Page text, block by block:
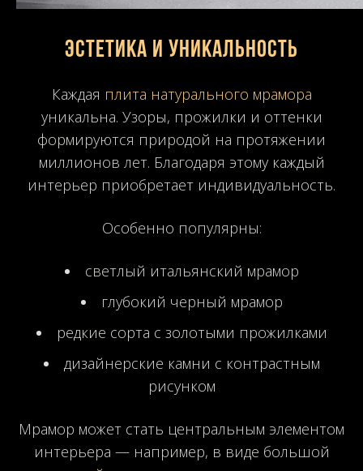
Эстетика и уникальность
Каждая плита натурального мрамора
уникальна. Узоры, прожилки и оттенки
формируются природой на протяжении
миллионов лет. Благодаря этому каждый
интерьер приобретает индивидуальность.
Особенно популярны:
светлый итальянский мрамор
глубокий черный мрамор
редкие сорта с золотыми прожилками
дизайнерские камни с контрастным
рисунком
Мрамор может стать центральным элементом
интерьера — например, в виде большой